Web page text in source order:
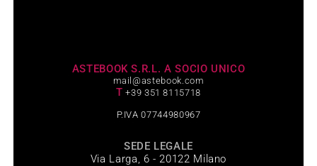
ASTEBOOK S.R.L. A SOCIO UNICO
mail@astebook.com
T +39 351 8115718
P.IVA 07744980967
SEDE LEGALE
Via Larga, 6 - 20122 Milano